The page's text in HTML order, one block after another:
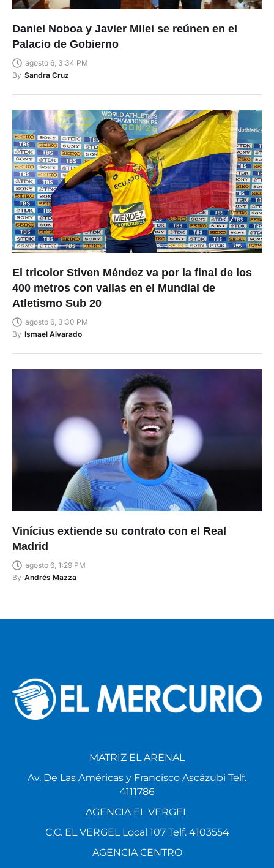
Daniel Noboa y Javier Milei se reúnen en el
Palacio de Gobierno
agosto 6, 3:34 PM
By Sandra Cruz
El tricolor Stiven Méndez va por la final de los
400 metros con vallas en el Mundial de
Atletismo Sub 20
agosto 6, 3:30 PM
By Ismael Alvarado
Vinícius extiende su contrato con el Real
Madrid
agosto 6, 1:29 PM
By Andrés Mazza
MATRIZ EL ARENAL
Av. De Las Américas y Francisco Ascázubi Telf.
4111786
AGENCIA EL VERGEL
C.C. EL VERGEL Local 107 Telf. 4103554
AGENCIA CENTRO